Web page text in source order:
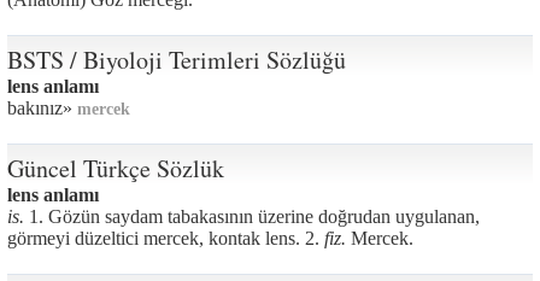
BSTS / Biyoloji Terimleri Sözlüğü
lens anlamı
bakınız» mercek
Güncel Türkçe Sözlük
lens anlamı
is. 1. Gözün saydam tabakasının üzerine doğrudan uygulanan,
görmeyi düzeltici mercek, kontak lens. 2. fiz. Mercek.